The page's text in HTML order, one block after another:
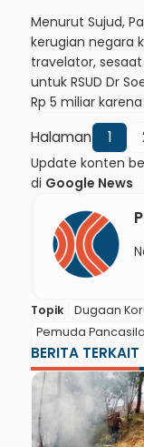
Menurut Sujud,
kerugian negara
travelator,
untuk RSUD Dr
Rp 5 miliar
Halaman 1
Update konten
di Google News
Topik Dugaan
Pemuda Pancasila
BERITA TERKAIT